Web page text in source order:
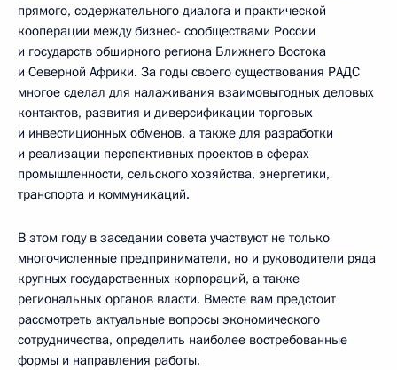
прямого, содержательного диалога и практической
кооперации между бизнес- сообществами России
и государств обширного региона Ближнего Востока
и Северной Африки. За годы своего существования РАДС
многое сделал для налаживания взаимовыгодных деловых
контактов, развития и диверсификации торговых
и инвестиционных обменов, а также для разработки
и реализации перспективных проектов в сферах
промышленности, сельского хозяйства, энергетики,
транспорта и коммуникаций.
В этом году в заседании совета участвуют не только
многочисленные предприниматели, но и руководители ряда
крупных государственных корпораций, а также
региональных органов власти. Вместе вам предстоит
рассмотреть актуальные вопросы экономического
сотрудничества, определить наиболее востребованные
формы и направления работы.